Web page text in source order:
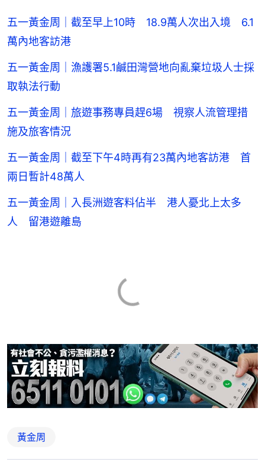
五一黃金周｜截至早上10時 18.9萬人次出入境 6.1
萬內地客訪港
五一黃金周｜漁護署5.1鹹田灣營地向亂棄垃圾人士採
取執法行動
五一黃金周｜旅遊事務專員趕6場 視察人流管理措
施及旅客情況
五一黃金周｜截至下午4時再有23萬內地客訪港 首
兩日暫計48萬人
五一黃金周｜入長洲遊客料佔半 港人憂北上太多
人 留港遊離島
黃金周